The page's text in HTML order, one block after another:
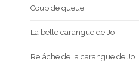
Coup de queue
La belle carangue de Jo
Relâche de la carangue de Jo